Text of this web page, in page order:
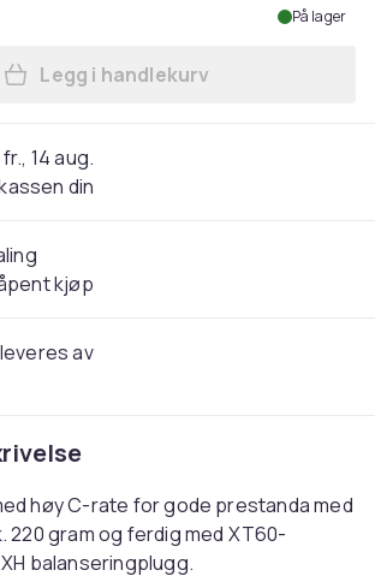
På lager
Legg 3s 2300mAh -
Legg i handlekurv
14 aug.
din
kjøp
av
høy C-rate for gode prestanda med
gram og ferdig med XT60-
balanseringplugg.